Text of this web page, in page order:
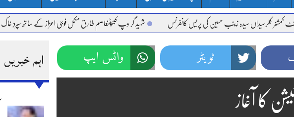
کلرسیداں سیدہ زینب حسین کی پریس کانفرنس شہید گر وپ کیپٹنعاصم طارق مکمل فوجی اعزاز کے ساتھ سپردِ خاک
اہم خبریں ٹویٹر واٹس ایپ
کا آغاز